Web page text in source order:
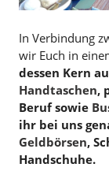
In Verbindung
wir Euch in
dessen Kern
Handtaschen,
Beruf sowie
ihr bei uns
Geldbörsen,
Handschuhe.